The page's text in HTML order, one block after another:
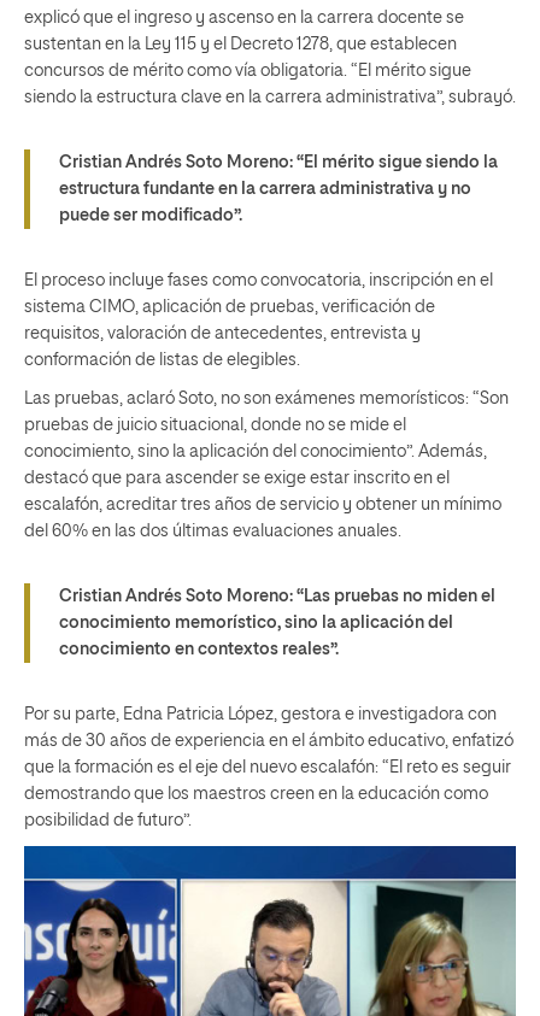
explicó que el ingreso y ascenso en la carrera docente se
sustentan en la Ley 115 y el Decreto 1278, que establecen
concursos de mérito como vía obligatoria. “El mérito sigue
siendo la estructura clave en la carrera administrativa”, subrayó.
Cristian Andrés Soto Moreno: “El mérito sigue siendo la
estructura fundante en la carrera administrativa y no
puede ser modificado”.
El proceso incluye fases como convocatoria, inscripción en el
sistema CIMO, aplicación de pruebas, verificación de
requisitos, valoración de antecedentes, entrevista y
conformación de listas de elegibles.
Las pruebas, aclaró Soto, no son exámenes memorísticos: “Son
pruebas de juicio situacional, donde no se mide el
conocimiento, sino la aplicación del conocimiento”. Además,
destacó que para ascender se exige estar inscrito en el
escalafón, acreditar tres años de servicio y obtener un mínimo
del 60% en las dos últimas evaluaciones anuales.
Cristian Andrés Soto Moreno: “Las pruebas no miden el
conocimiento memorístico, sino la aplicación del
conocimiento en contextos reales”.
Por su parte, Edna Patricia López, gestora e investigadora con
más de 30 años de experiencia en el ámbito educativo, enfatizó
que la formación es el eje del nuevo escalafón: “El reto es seguir
demostrando que los maestros creen en la educación como
posibilidad de futuro”.